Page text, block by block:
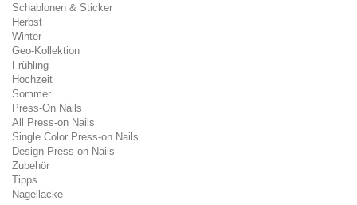
Schablonen & Sticker
Herbst
Winter
Geo-Kollektion
Frühling
Hochzeit
Sommer
Press-On Nails
All Press-on Nails
Single Color Press-on Nails
Design Press-on Nails
Zubehör
Tipps
Nagellacke